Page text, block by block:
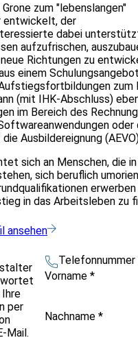
zum "lebenslangen"
entwickelt, der
dabei
aufzufrischen,
Richtungen zu
einem
zum
(mit IHK-Abschluss)
im Bereich des
oder
Ausbildereignung
sich an Menschen, die
sich beruflich
in das Arbeitsleben zu
ansehen
per
Mail.
Telefonnummer
Vorname *
Nachname *